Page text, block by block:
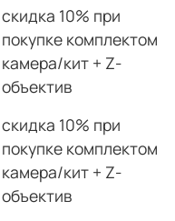
скидка 10% при
покупке комплектом
камера/кит + Z-
объектив
скидка 10% при
покупке комплектом
камера/кит + Z-
объектив